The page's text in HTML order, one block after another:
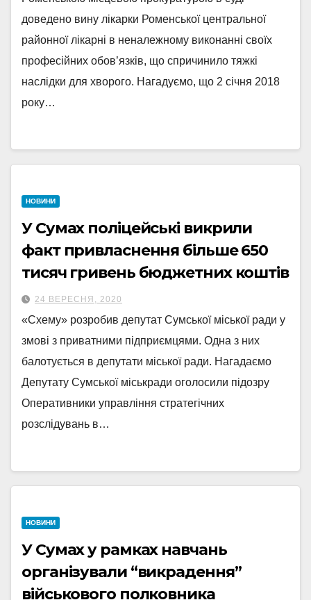
доведено вину лікарки Роменської центральної
районної лікарні в неналежному виконанні своїх
професійних обов’язків, що спричинило тяжкі
наслідки для хворого. Нагадуємо, що 2 січня 2018
року…
НОВИНИ
У Сумах поліцейські викрили
факт привласнення більше 650
тисяч гривень бюджетних коштів
24 ВЕРЕСНЯ, 2020
«Схему» розробив депутат Сумської міської ради у
змові з приватними підприємцями. Одна з них
балотується в депутати міської ради. Нагадаємо
Депутату Сумської міськради оголосили підозру
Оперативники управління стратегічних
розслідувань в…
НОВИНИ
У Сумах у рамках навчань
організували “викрадення”
військового полковника